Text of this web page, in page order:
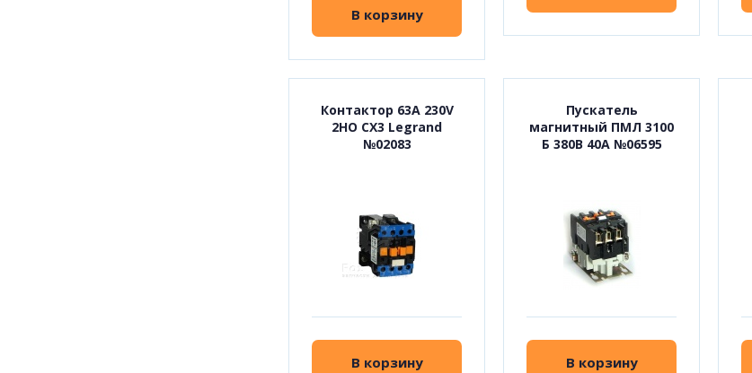
В корзину
Контактор 63А 230V
2НО СХ3 Legrand
№02083
В корзину
Пускатель
магнитный ПМЛ 3100
Б 380В 40А №06595
В корзину